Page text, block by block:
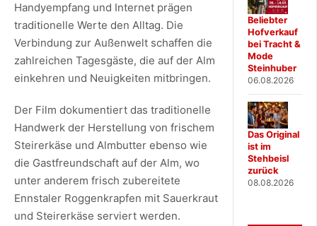
Handyempfang und Internet prägen
traditionelle Werte den Alltag. Die
Verbindung zur Außenwelt schaffen die
zahlreichen Tagesgäste, die auf der Alm
einkehren und Neuigkeiten mitbringen.
Der Film dokumentiert das traditionelle
Handwerk der Herstellung von frischem
Steirerkäse und Almbutter ebenso wie
die Gastfreundschaft auf der Alm, wo
unter anderem frisch zubereitete
Ennstaler Roggenkrapfen mit Sauerkraut
und Steirerkäse serviert werden.
Beliebter
Hofverkauf
bei Tracht &
Mode
Steinhuber
06.08.2026
Das Original
ist im
Stehbeisl
zurück
08.08.2026